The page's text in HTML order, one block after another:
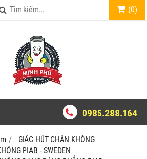
(0)
0985.288.164
GIÁC HÚT CHÂN KHÔNG
PIAB - SWEDEN